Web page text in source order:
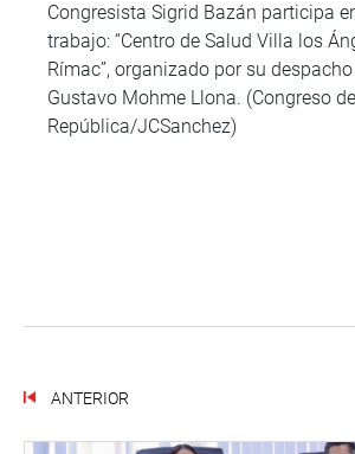
Congresista Sigrid Bazán participa
trabajo: “Centro de Salud Villa los
Rímac”, organizado por su
Gustavo Mohme Llona. (Congreso
República/JCSanchez)
ANTERIOR